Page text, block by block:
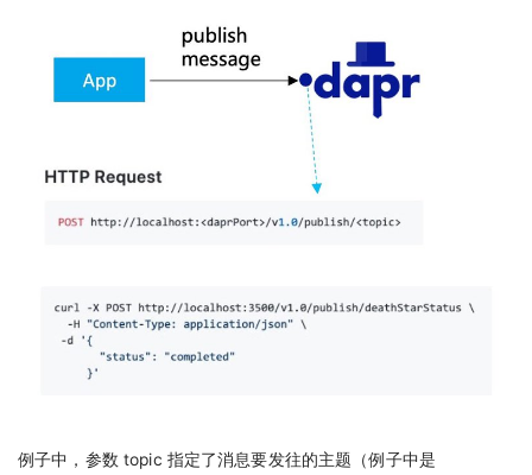
例子中，参数 topic 指定了消息要发往的主题（例子中是